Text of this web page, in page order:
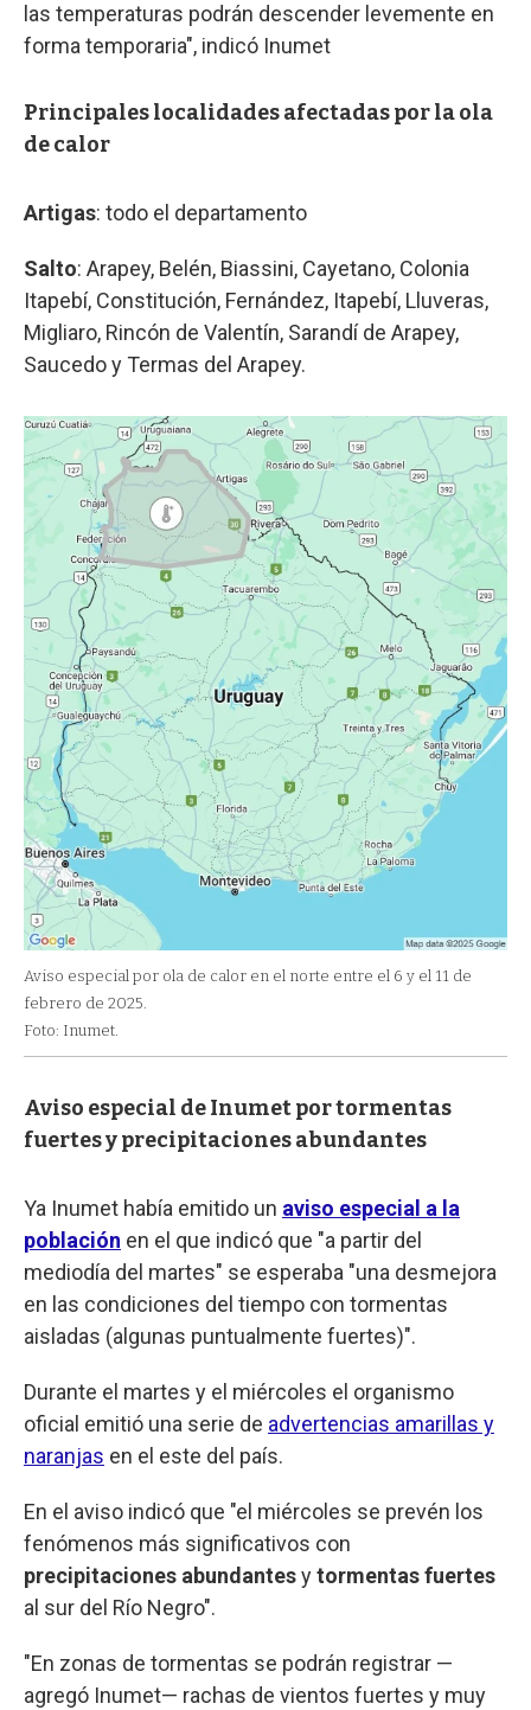
las temperaturas podrán descender levemente en
forma temporaria", indicó Inumet
Principales localidades afectadas por la ola
de calor
Artigas: todo el departamento
Salto: Arapey, Belén, Biassini, Cayetano, Colonia
Itapebí, Constitución, Fernández, Itapebí, Lluveras,
Migliaro, Rincón de Valentín, Sarandí de Arapey,
Saucedo y Termas del Arapey.
Aviso especial por ola de calor en el norte entre el 6 y el 11 de
febrero de 2025.
Foto: Inumet.
Aviso especial de Inumet por tormentas
fuertes y precipitaciones abundantes
Ya Inumet había emitido un aviso especial a la
población en el que indicó que "a partir del
mediodía del martes" se esperaba "una desmejora
en las condiciones del tiempo con tormentas
aisladas (algunas puntualmente fuertes)".
Durante el martes y el miércoles el organismo
oficial emitió una serie de advertencias amarillas y
naranjas en el este del país.
En el aviso indicó que "el miércoles se prevén los
fenómenos más significativos con
precipitaciones abundantesytormentas fuertes
al sur del Río Negro".
"En zonas de tormentas se podrán registrar —
agregó Inumet— rachas de vientos fuertes y muy